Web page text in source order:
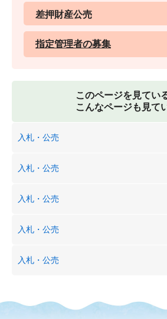
差押財産公売
指定管理者の募集
このページを見てい
こんなページも見て
入札・公売
入札・公売
入札・公売
入札・公売
入札・公売